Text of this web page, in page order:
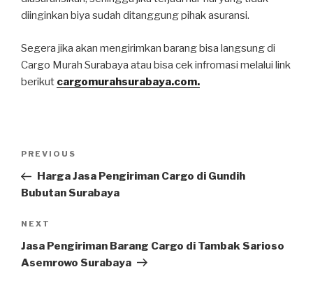
diinginkan biya sudah ditanggung pihak asuransi.
Segera jika akan mengirimkan barang bisa langsung di
Cargo Murah Surabaya atau bisa cek infromasi melalui link
berikut cargomurahsurabaya.com.
PREVIOUS
Harga Jasa Pengiriman Cargo di Gundih
Bubutan Surabaya
NEXT
Jasa Pengiriman Barang Cargo di Tambak Sarioso
Asemrowo Surabaya